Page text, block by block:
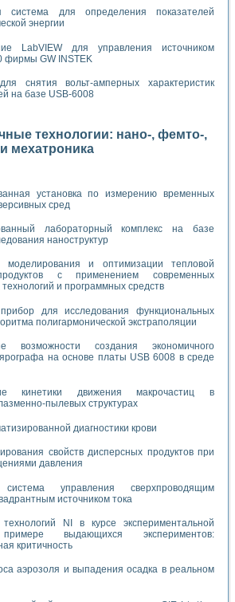
система для определения показателей
энергии
LabVIEW для управления источником
фирмы GW INSTEK
снятия вольт-амперных характеристик
на базе USB-6008
технологии: нано-, фемто-,
мехатроника
установка по измерению временных
сред
лабораторный комплекс на базе
наноструктур
моделирования и оптимизации тепловой
с применением современных
и программных средств
для исследования функциональных
полигармонической экстраполяции
возможности создания экономичного
на основе платы USB 6008 в среде
кинетики движения макрочастиц в
пылевых структурах
диагностики крови
свойств дисперсных продуктов при
давления
система управления сверхпроводящим
источником тока
NI в курсе экспериментальной
выдающихся экспериментов:
критичность
аэрозоля и выпадения осадка в реальном